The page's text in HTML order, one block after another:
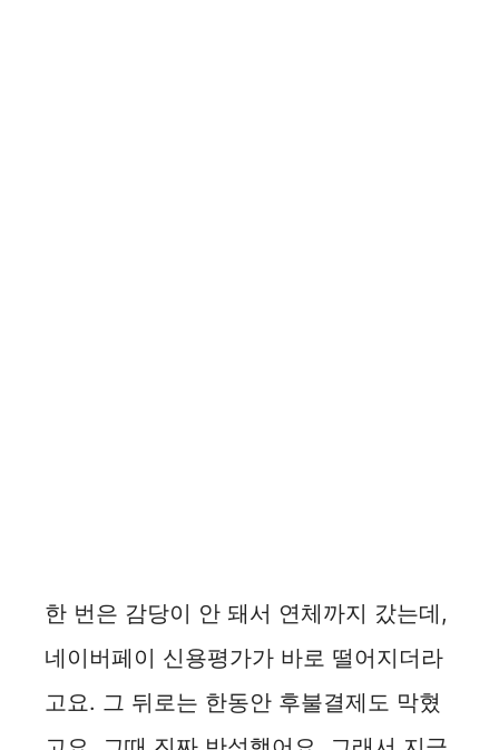
한 번은 감당이 안 돼서 연체까지 갔는데,
네이버페이 신용평가가 바로 떨어지더라
고요. 그 뒤로는 한동안 후불결제도 막혔